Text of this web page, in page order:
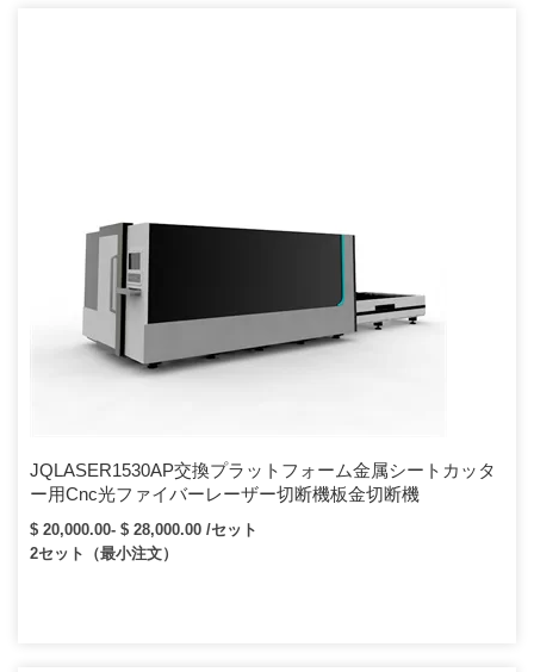
JQLASER1530AP交換プラットフォーム金属シートカッタ
ー用Cnc光ファイバーレーザー切断機板金切断機
$ 20,000.00- $ 28,000.00 /セット
2セット（最小注文）